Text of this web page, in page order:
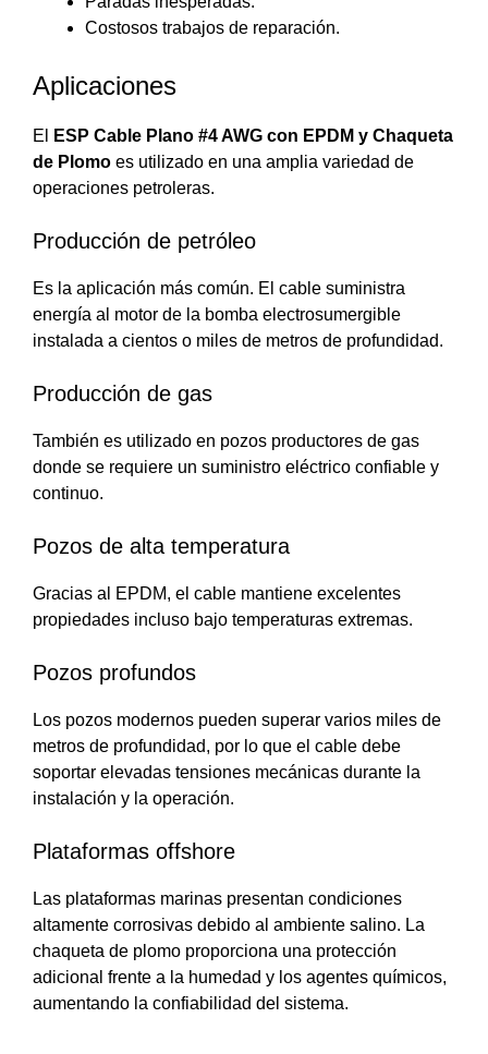
Costosos trabajos de reparación.
Aplicaciones
El
ESP Cable Plano #4 AWG con EPDM y Chaqueta
de Plomo es utilizado en una amplia variedad de
operaciones petroleras.
Producción de petróleo
Es la aplicación más común. El cable suministra
energía al motor de la bomba electrosumergible
instalada a cientos o miles de metros de profundidad.
Producción de gas
También es utilizado en pozos productores de gas
donde se requiere un suministro eléctrico confiable y
continuo.
Pozos de alta temperatura
Gracias al EPDM, el cable mantiene excelentes
propiedades incluso bajo temperaturas extremas.
Pozos profundos
Los pozos modernos pueden superar varios miles de
metros de profundidad, por lo que el cable debe
soportar elevadas tensiones mecánicas durante la
instalación y la operación.
Plataformas offshore
Las plataformas marinas presentan condiciones
altamente corrosivas debido al ambiente salino. La
chaqueta de plomo proporciona una protección
adicional frente a la humedad y los agentes químicos,
aumentando la confiabilidad del sistema.